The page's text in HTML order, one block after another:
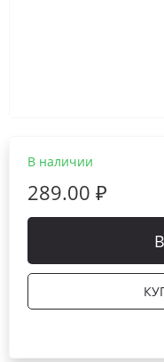
В наличии
289.00 ₽